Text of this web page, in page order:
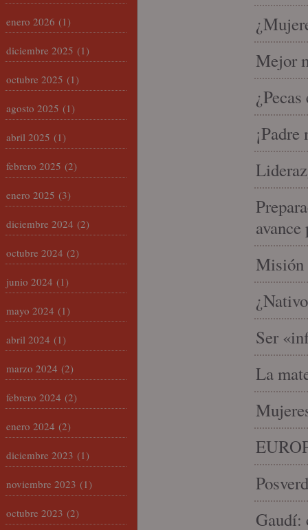
Mejor
Misión
Ser
La
Gaudí:
enero 2026 (1)
diciembre 2025 (1)
octubre 2025 (1)
agosto 2025 (1)
abril 2025 (1)
febrero 2025 (2)
enero 2025 (3)
diciembre 2024 (2)
octubre 2024 (2)
junio 2024 (1)
mayo 2024 (1)
abril 2024 (1)
marzo 2024 (2)
febrero 2024 (2)
enero 2024 (2)
diciembre 2023 (1)
noviembre 2023 (1)
octubre 2023 (2)